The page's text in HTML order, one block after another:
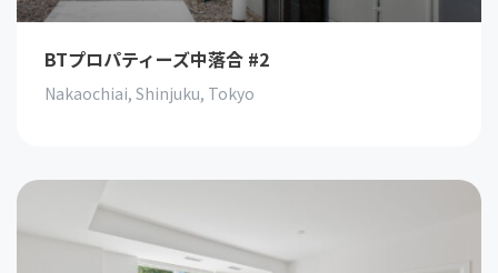
BTプロパティーズ中落合 #2
Nakaochiai, Shinjuku, Tokyo